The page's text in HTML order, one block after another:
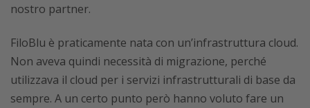
nostro partner.
FiloBlu è praticamente nata con un’infrastruttura cloud.
Non aveva quindi necessità di migrazione, perché
utilizzava il cloud per i servizi infrastrutturali di base da
sempre. A un certo punto però hanno voluto fare un